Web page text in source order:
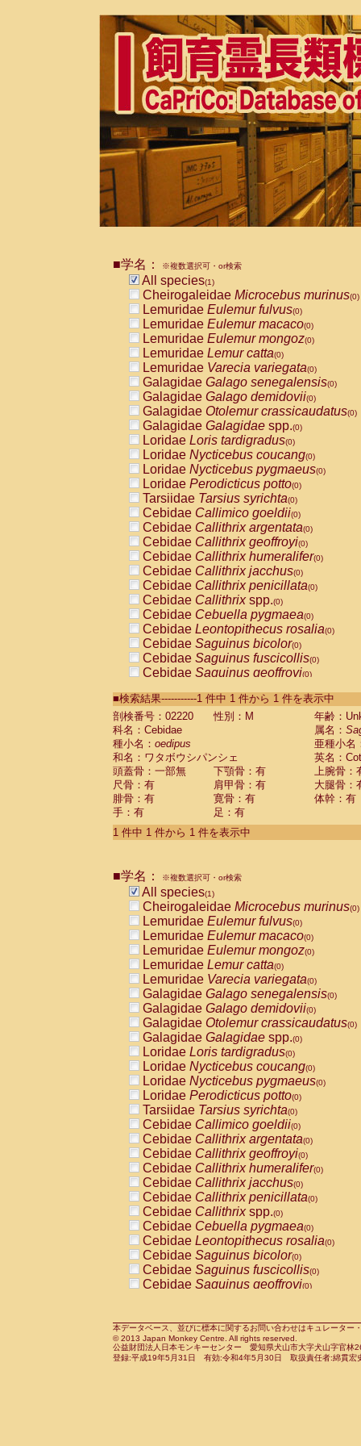
■学名： ※複数選択可・or検索
All species(1)
Cheirogaleidae Microcebus murinus(0)
Lemuridae Eulemur fulvus(0)
Lemuridae Eulemur macaco(0)
Lemuridae Eulemur mongoz(0)
Lemuridae Lemur catta(0)
Lemuridae Varecia variegata(0)
Galagidae Galago senegalensis(0)
Galagidae Galago demidovii(0)
Galagidae Otolemur crassicaudatus(0)
Galagidae Galagidae spp.(0)
Loridae Loris tardigradus(0)
Loridae Nycticebus coucang(0)
Loridae Nycticebus pygmaeus(0)
Loridae Perodicticus potto(0)
Tarsiidae Tarsius syrichta(0)
Cebidae Callimico goeldii(0)
Cebidae Callithrix argentata(0)
Cebidae Callithrix geoffroyi(0)
Cebidae Callithrix humeralifer(0)
Cebidae Callithrix jacchus(0)
Cebidae Callithrix penicillata(0)
Cebidae Callithrixspp.(0)
Cebidae Cebuella pygmaea(0)
Cebidae Leontopithecus rosalia(0)
Cebidae Saguinus bicolor(0)
Cebidae Saguinus fuscicollis(0)
Cebidae Saguinus geoffroyi(0)
CebidaeSaguinus labiatus(0)
Cebidae Saguinus leucopus (0)
Cebidae
Cebidae
CebidaeSaguinus nigricollis (0)
Cebidae Saguinus oedipus
Cebidae Saguinus weddelli
Cebidae Saguinusspp.
Cebidae Aotus trivirgatus
Cebidae Cebus albifrons
CebidaeCebus nigrivittatus
CebidaeCebus
CebidaeSaimiri boliviensis(0)
CebidaeSaimiri sciureus(0)
AtelidaeAlouatta caraya(0)
AtelidaeAlouatta fusca(0)
AtelidaeAlouatta seniculus
AtelidaeAlouattaspp.(0)
AtelidaeAteles belzebuth(0)
AtelidaeAteles geoffroyi(0)
AtelidaeAteles paniscus(0)
AtelidaeAtelesspp.(0)
Atelidae Lagothrix lagothricha
AtelidaeLagothrix lagothricha cana
PitheciidaeCacajao calvus
PitheciidaeCallicebus cupreus
PitheciidaeCallicebus donacophilus
PitheciidaeCallicebus moloch
PitheciidaeCallicebus torquatus
PitheciidaeCallicebusspp.(0)
PitheciidaeChiropotes satanas(0)
PitheciidaePithecia monachus
PitheciidaePithecia pithecia(0)
CercopithecidaeCercocebus agilis
CercopithecidaeCercocebus
CercopithecidaeCercocebus
CercopithecidaeCercocebus
CercopithecidaeCercocebus
CercopithecidaeCercocebushybrid
CercopithecidaePapio anubis(0)
CercopithecidaePapio cynocephalus
CercopithecidaePapio hamadryas(0)
■検索結果-----------1 件中 1 件から 1 件を表示中
剖検番号：02220
性別：M
年齢：
科名：Cebidae
属名：
種小名： oedipus
亜種小名
和名：ワタボウシパンシェ
英名：
頭蓋骨：一部無
下顎骨：有
上腕骨：
尺骨：有
肩甲骨：有
大腿骨：
腓骨：有
寛骨：有
体幹：有
手：有
足：有
1 件中 1 件から 1 件を表示中
■学名： ※複数選択可・or検索
All species(1)
Cheirogaleidae Microcebus murinus(0)
Lemuridae Eulemur fulvus(0)
Lemuridae Eulemur macaco(0)
Lemuridae Eulemur mongoz(0)
Lemuridae Lemur catta(0)
Lemuridae Varecia variegata(0)
Galagidae Galago senegalensis(0)
Galagidae Galago demidovii(0)
Galagidae Otolemur crassicaudatus(0)
Galagidae Galagidae spp.(0)
Loridae Loris tardigradus(0)
Loridae Nycticebus coucang(0)
Loridae Nycticebus pygmaeus(0)
Loridae Perodicticus potto(0)
Tarsiidae Tarsius syrichta(0)
Cebidae Callimico goeldii(0)
Cebidae Callithrix argentata(0)
Cebidae Callithrix geoffroyi(0)
Cebidae Callithrix humeralifer(0)
Cebidae Callithrix jacchus(0)
Cebidae Callithrix penicillata(0)
Cebidae Callithrixspp.(0)
Cebidae Cebuella pygmaea(0)
Cebidae Leontopithecus rosalia(0)
Cebidae Saguinus bicolor(0)
Cebidae Saguinus fuscicollis(0)
Cebidae Saguinus geoffroyi(0)
CebidaeSaguinus leucopus(0)
CebidaeSaguinus midas(0)
Cebidae Saguinus mystax(0)
本データベース、並びに標本に関するお問い合わせはキュレータ
© 2013 Japan Monkey Centre. All rights reserved.
公益財団法人日本モンキーセンター 愛知県犬山市大字犬山字官
登録:平成19年5月31日 有効:令和4年5月30日 取扱責任者:綿貫宏